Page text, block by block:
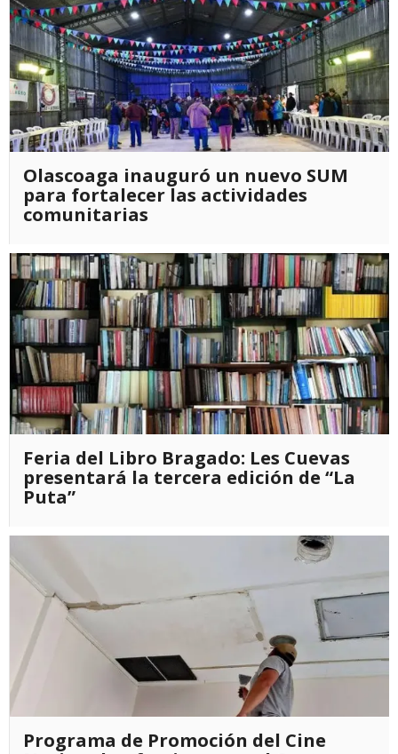
Olascoaga inauguró un nuevo SUM
para fortalecer las actividades
comunitarias
Feria del Libro Bragado: Les Cuevas
presentará la tercera edición de “La
Puta”
Programa de Promoción del Cine